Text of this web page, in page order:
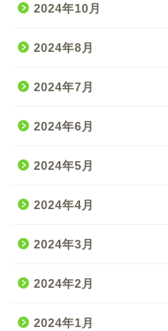
2024年10月
2024年8月
2024年7月
2024年6月
2024年5月
2024年4月
2024年3月
2024年2月
2024年1月